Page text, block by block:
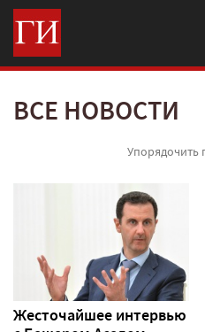
ВСЕ НОВОСТИ
Упорядочить
Жесточайшее интервью